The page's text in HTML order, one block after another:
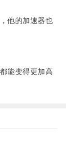
他的加速器也
能变得更加高